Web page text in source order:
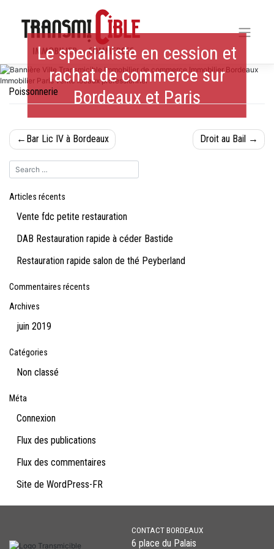
content
Le specialiste en cession et
rachat de commerce sur
Bordeaux et Paris
Poissonnerie
Navigation
de
l’article
Bar Lic IV à Bordeaux Droit au Bail
Articles récents
Vente fdc petite restauration
DAB Restauration rapide à céder Bastide
Restauration rapide salon de thé Peyberland
Commentaires récents
Archives
juin 2019
Catégories
Non classé
Méta
Connexion
Flux des publications
Flux des commentaires
Site de WordPress-FR
CONTACT BORDEAUX
6 place du Palais